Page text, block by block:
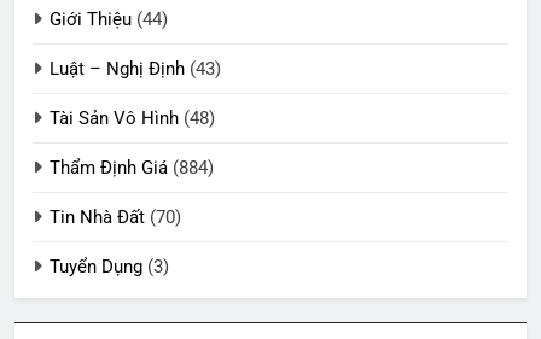
Giới Thiệu (44)
Luật – Nghị Định (43)
Tài Sản Vô Hình (48)
Thẩm Định Giá (884)
Tin Nhà Đất (70)
Tuyển Dụng (3)